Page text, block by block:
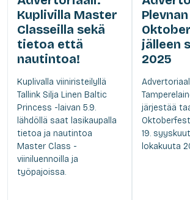
Kuplivilla Master
Classeilla sekä
tietoa että
nautintoa!
Kuplivalla viiniristeilyllä
Tallink Silja Linen Baltic
Princess -laivan 5.9.
lähdöllä saat lasikaupalla
tietoa ja nautintoa
Master Class -
viiniluennoilla ja
työpajoissa.
Plevnan
jälleen
2025
järjestää
19.
lokakuuta